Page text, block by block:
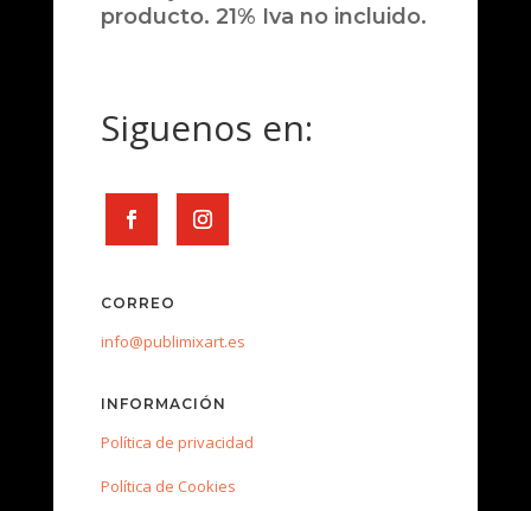
producto. 21% Iva no incluido.
Siguenos en:
CORREO
info@publimixart.es
INFORMACIÓN
Política de privacidad
Política de Cookies